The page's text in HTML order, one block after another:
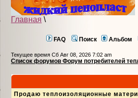
Главная \
FAQ Поиск Альбом
Текущее время Сб Авг 08, 2026 7:02 am
Список форумов Форум потребителей
Продаю теплоизоляционные